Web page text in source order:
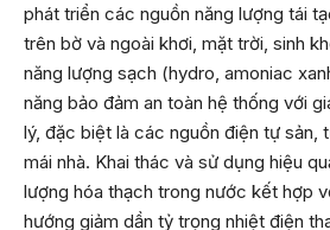
phát triển các nguồn năng lượng tái
trên bờ và ngoài khơi, mặt trời, sinh
năng lượng sạch (hydro, amoniac
năng bảo đảm an toàn hệ thống với
lý, đặc biệt là các nguồn điện tự sản,
mái nhà. Khai thác và sử dụng hiệu
lượng hóa thạch trong nước kết hợp
hướng giảm dần tỷ trọng nhiệt điện